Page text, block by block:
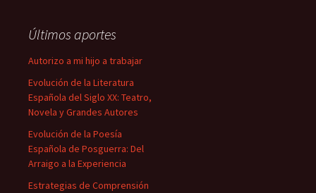
Últimos aportes
Autorizo a mi hijo a trabajar
Evolución de la Literatura
Española del Siglo XX: Teatro,
Novela y Grandes Autores
Evolución de la Poesía
Española de Posguerra: Del
Arraigo a la Experiencia
Estrategias de Comprensión